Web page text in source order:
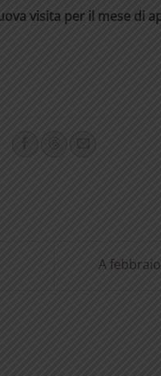
visita per il mese di
A